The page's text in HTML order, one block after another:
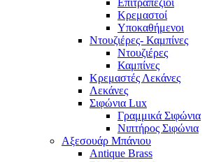
Κρεμαστοί
Υποκαθήμενοι
Ντουζιέρες- Καμπίνες
Ντουζιέρες
Καμπίνες
Κρεμαστές Λεκάνες
Λεκάνες
Σιφώνια Lux
Γραμμικά Σιφώνια
Νιπτήρος Σιφώνια
Αξεσουάρ Μπάνιου
Antique Brass